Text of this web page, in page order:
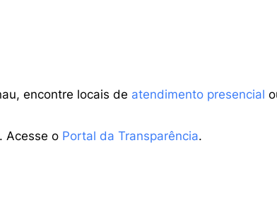
encontre locais de atendimento presencial
. Acesse o Portal da Transparência.